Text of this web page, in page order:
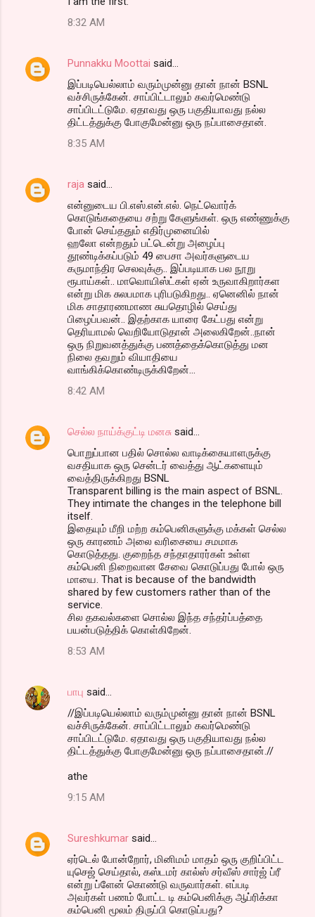
e
8:32 AM
Punnakku Moottai said…
இப்படியெல்லாம் வரும்முன்னு தான் நான் BSNL
வச்சிருக்கேன். சாப்பிட்டாலும் கவர்மெண்டு
சாப்பிடட்டுமே. ஏதாவது ஒரு பகுதியாவது நல்ல
திட்டத்துக்கு போகுமேன்னு ஒரு நப்பாசைதான்.
8:35 AM
raja said…
என்னுடைய பி.எஸ்.என்.எல். நெட்வொர்க்
கொடுங்கதையை சற்று கேளுங்கள். ஒரு எண்ணுக்கு
போன் செய்ததும் எதிர்முனையில்
ஹலோ என்றதும் பட்டென்று அழைப்பு
தூண்டிக்கப்படும் 49 பைசா அவர்களுடைய
கருமாந்திர செலவுக்கு.. இப்படியாக பல நூறு
ரூபாய்கள்.. மாவொயிஸ்ட்கள் ஏன் உருவாகிறார்கள
என்று மிக சுலபமாக புரிபடுகிறது.. ஏனெனில் நான்
மிக சாதாரணமாண சுயதொழில் செய்து
பிழைப்பவன்.. இதற்காக யாரை கேட்பது என்று
தெரியாமல் வெறியோடுதான் அலைகிறேன்..நான்
ஒரு நிறுவனத்துக்கு பணத்தைக்கொடுத்து மன
நிலை தவறும் வியாதியை
வாங்கிக்கொண்டிருக்கிறேன்...
8:42 AM
செல்ல நாய்க்குட்டி மனசு said…
பொறுப்பான பதில் சொல்ல வாடிக்கையாளருக்கு
வசதியாக ஒரு சென்டர் வைத்து ஆட்களையும்
வைத்திருக்கிறது BSNL
Transparent billing is the main aspect of BSNL.
They intimate the changes in the telephone bill
itself.
இதையும் மீறி மற்ற கம்பெனிகளுக்கு மக்கள் செல்ல
ஒரு காரணம் அலை வரிசையை சமமாக
கொடுத்தது. குறைந்த சந்தாதாரர்கள் உள்ள
கம்பெனி நிறைவான சேவை கொடுப்பது போல் ஒரு
மாயை. That is because of the bandwidth
shared by few customers rather than of the
service.
சில தகவல்களை சொல்ல இந்த சந்தர்ப்பத்தை
பயன்படுத்திக் கொள்கிறேன்.
8:53 AM
பாபு said…
//இப்படியெல்லாம் வரும்முன்னு தான் நான் BSNL
வச்சிருக்கேன். சாப்பிட்டாலும் கவர்மெண்டு
சாப்பிடட்டுமே. ஏதாவது ஒரு பகுதியாவது நல்ல
திட்டத்துக்கு போகுமேன்னு ஒரு நப்பாசைதான்.//
athe
9:15 AM
Sureshkumar said…
ஏர்டெல் போன்றோர், மினிமம் மாதம் ஒரு குறிப்பிட்ட
யுசெஜ் செய்தால், கஸ்டமர் கால்ஸ் சர்வீஸ் சார்ஜ் ப்ரீ
என்று ப்ளேன் கொண்டு வருவார்கள். எப்படி
அவர்கள் பணம் போட்ட டி கம்பெனிக்கு ஆப்ரிக்கா
கம்பெனி மூலம் திருப்பி கொடுப்பது?